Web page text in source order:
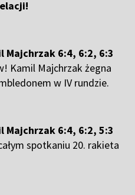
Majchrzak 6:4, 6:2, 6:3
Kamil Majchrzak żegna
w IV rundzie.
Majchrzak 6:4, 6:2, 5:3
spotkaniu 20. rakieta